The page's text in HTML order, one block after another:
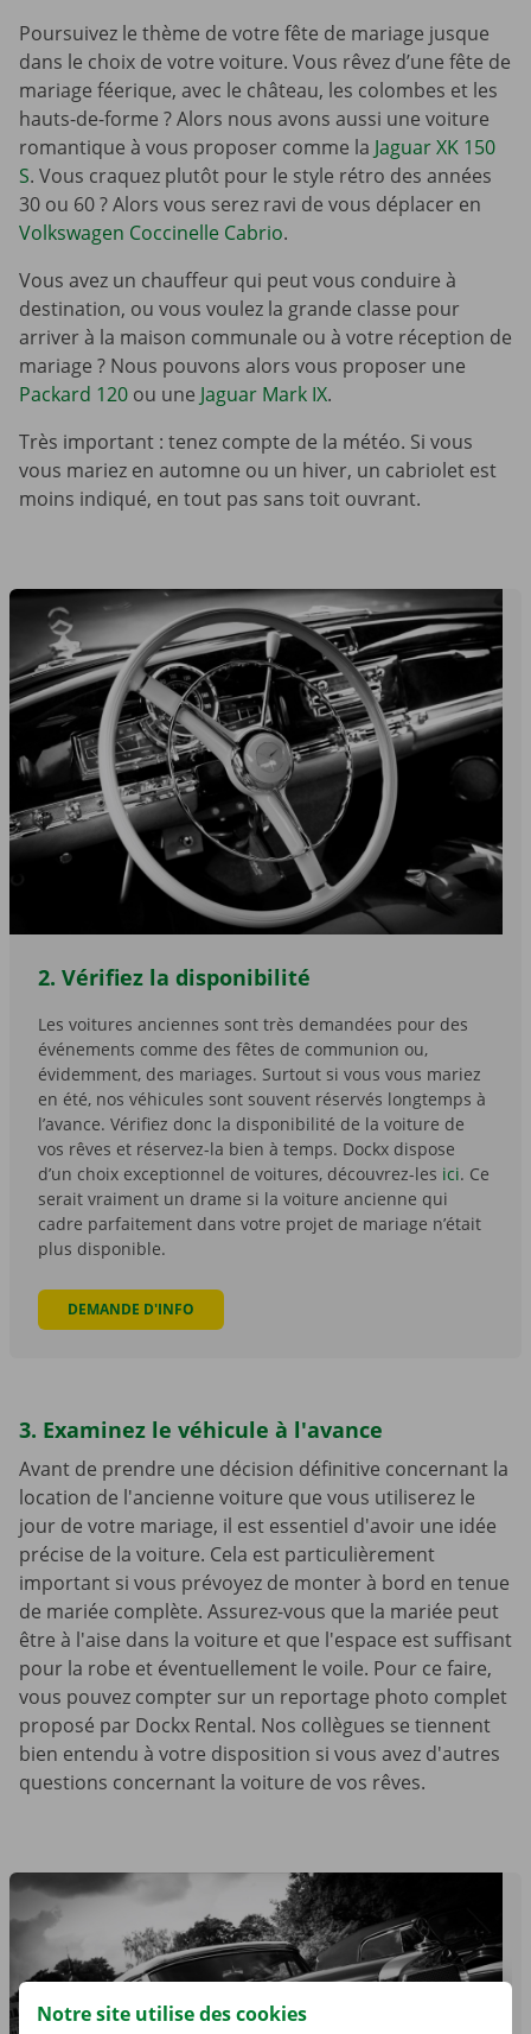
Poursuivez le thème de votre fête de mariage jusque
dans le choix de votre voiture. Vous rêvez d’une fête de
mariage féerique, avec le château, les colombes et les
hauts-de-forme ? Alors nous avons aussi une voiture
romantique à vous proposer comme la Jaguar XK 150
S. Vous craquez plutôt pour le style rétro des années
30 ou 60 ? Alors vous serez ravi de vous déplacer en
Volkswagen Coccinelle Cabrio.
Vous avez un chauffeur qui peut vous conduire à
destination, ou vous voulez la grande classe pour
arriver à la maison communale ou à votre réception de
mariage ? Nous pouvons alors vous proposer une
Packard 120 ou une Jaguar Mark IX.
Très important : tenez compte de la météo. Si vous
vous mariez en automne ou un hiver, un cabriolet est
moins indiqué, en tout pas sans toit ouvrant.
2. Vérifiez la disponibilité
Les voitures anciennes sont très demandées pour des
événements comme des fêtes de communion ou,
évidemment, des mariages. Surtout si vous vous mariez
en été, nos véhicules sont souvent réservés longtemps à
l’avance. Vérifiez donc la disponibilité de la voiture de
vos rêves et réservez-la bien à temps. Dockx dispose
d’un choix exceptionnel de voitures, découvrez-les ici. Ce
serait vraiment un drame si la voiture ancienne qui
cadre parfaitement dans votre projet de mariage n’était
plus disponible.
DEMANDE D'INFO
3. Examinez le véhicule à l'avance
Avant de prendre une décision définitive concernant la
location de l'ancienne voiture que vous utiliserez le
jour de votre mariage, il est essentiel d'avoir une idée
précise de la voiture. Cela est particulièrement
important si vous prévoyez de monter à bord en tenue
de mariée complète. Assurez-vous que la mariée peut
être à l'aise dans la voiture et que l'espace est suffisant
pour la robe et éventuellement le voile. Pour ce faire,
vous pouvez compter sur un reportage photo complet
proposé par Dockx Rental. Nos collègues se tiennent
bien entendu à votre disposition si vous avez d'autres
questions concernant la voiture de vos rêves.
Notre site utilise des cookies